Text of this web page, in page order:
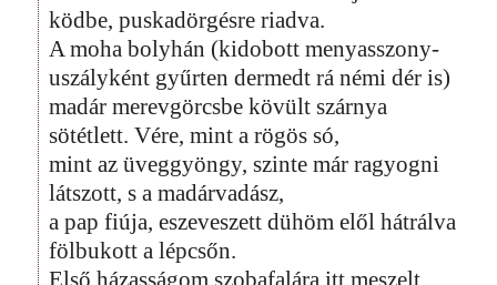
ködbe, puskadörgésre riadva.
A moha bolyhán (kidobott menyasszony-
uszályként gyűrten dermedt rá némi dér is)
madár merevgörcsbe kövült szárnya
sötétlett. Vére, mint a rögös só,
mint az üveggyöngy, szinte már ragyogni
látszott, s a madárvadász,
a pap fiúja, eszeveszett dühöm elől hátrálva
fölbukott a lépcsőn.
Első házasságom szobafalára itt meszelt